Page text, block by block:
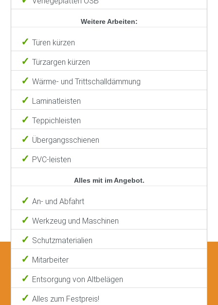
Weitere Arbeiten:
Türen kürzen
Türzargen kürzen
Wärme- und Trittschalldämmung
Laminatleisten
Teppichleisten
Übergangsschienen
PVC-leisten
Alles mit im Angebot.
An- und Abfahrt
Werkzeug und Maschinen
Schutzmaterialien
Mitarbeiter
Entsorgung von Altbelägen
Alles zum Festpreis!